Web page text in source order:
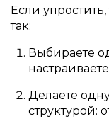
Если
так:
Выбираете
Делаете
структурой: